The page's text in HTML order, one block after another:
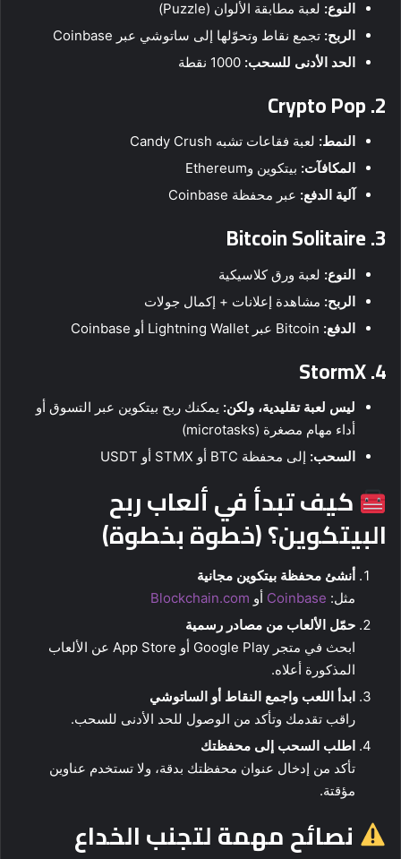
النوع: لعبة مطابقة الألوان (Puzzle)
الربح: تجمع نقاط وتحوّلها إلى ساتوشي عبر Coinbase
الحد الأدنى للسحب:
2.
Crypto Pop
النمط: لعبة فقاعات تشبه Candy Crush
المكافآت: بيتكوين وEthereum
آلية الدفع: عبر محفظة Coinbase
3.
Bitcoin Solitaire
النوع: لعبة ورق كلاسيكية
الربح: مشاهدة إعلانات + إكمال جولات
الدفع:
4.
StormX
ليس لعبة تقليدية، ولكن: يمكنك ربح بيتكوين عبر التسوق أو
أداء مهام مصغرة (microtasks)
السحب: إلى محفظة BTC أو STMX أو USDT
كيف تبدأ في ألعاب ربح
البيتكوين؟ (خطوة بخطوة)
أنشئ محفظة بيتكوين مجانية
مثل: Coinbase أو Blockchain.com
حمّل الألعاب من مصادر رسمية
ابحث في متجر Google Play أو App Store عن الألعاب
المذكورة أعلاه.
ابدأ اللعب واجمع النقاط أو الساتوشي
راقب تقدمك وتأكد من الوصول للحد الأدنى للسحب.
اطلب السحب إلى محفظتك
تأكد من إدخال عنوان محفظتك بدقة، ولا تستخدم عناوين
مؤقتة.
نصائح مهمة لتجنب الخداع